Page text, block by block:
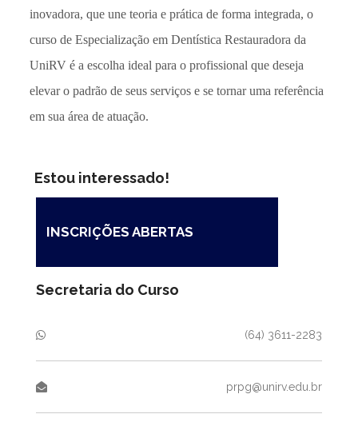
inovadora, que une teoria e prática de forma integrada, o
curso de Especialização em Dentística Restauradora da
UniRV é a escolha ideal para o profissional que deseja
elevar o padrão de seus serviços e se tornar uma referência
em sua área de atuação.
Estou interessado!
INSCRIÇÕES ABERTAS
Secretaria do Curso
(64) 3611-2283
prpg@unirv.edu.br